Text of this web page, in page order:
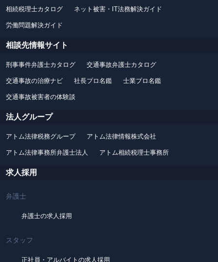
相続税理士カタログ ネット被害・IT法務解決ガイド
労働問題解決ガイド
相談先情報サイト
刑事事件弁護士カタログ 交通事故弁護士カタログ
交通事故の治療ナビ 社長プロ名鑑 士業プロ名鑑
交通事故被害者の体験談
法人グループ
アトム法律税務グループ アトム法律情報株式会社
アトム法律事務所弁護士法人 アトム相続税理士事務所
求人採用
弁護士
弁護士の求人採用
スタッフ
正社員・アルバイトの求人採用